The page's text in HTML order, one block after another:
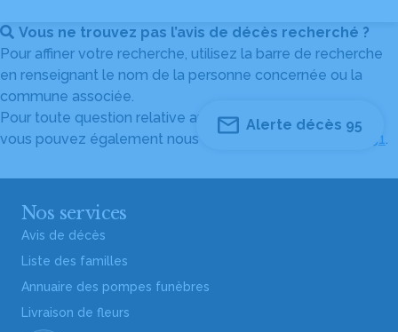
Vous ne trouvez pas l’avis de décès recherché ?
Pour affiner votre recherche, utilisez la barre de recherche
en renseignant le nom de la personne concernée ou la
commune associée.
Pour toute question relative au fonctionnement du site,
vous pouvez également nous contacter au
04 82 53 51 51.
Alerte décès 95
Nos services
Avis de décès
Liste des familles
Annuaire des pompes funèbres
Livraison de fleurs